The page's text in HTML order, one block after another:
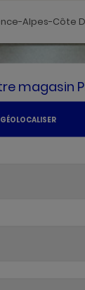
Alpes-Côte
magasin